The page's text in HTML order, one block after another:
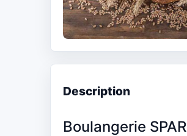
Description
Boulangerie SPAR